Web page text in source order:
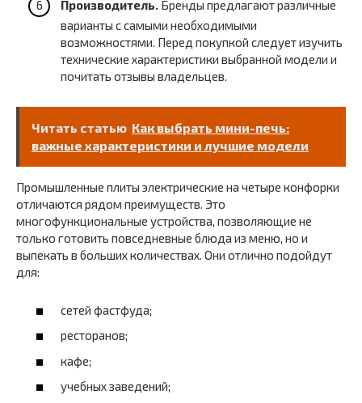
Производитель. Бренды предлагают различные
варианты с самыми необходимыми
возможностями. Перед покупкой следует изучить
технические характеристики выбранной модели и
почитать отзывы владельцев.
Читать статью Как выбрать мини-печь:
важные характеристики и лучшие модели
Промышленные плиты электрические на четыре конфорки
отличаются рядом преимуществ. Это
многофункциональные устройства, позволяющие не
только готовить повседневные блюда из меню, но и
выпекать в больших количествах. Они отлично подойдут
для:
сетей фастфуда;
ресторанов;
кафе;
учебных заведений;